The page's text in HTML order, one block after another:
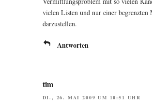
vie­len Lis­ten und nur einer begrenz­ten
darzustellen.
Antworten
tim
DI., 26. MAI 2009 UM 10:51 UHR